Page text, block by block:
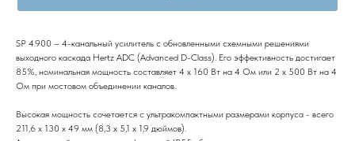
SP 4.900 – 4-канальный усилитель с обновленными схемными решениями
выходного каскада Hertz ADC (Advanced D-Class). Его эффективность достигает
85%, номинальная мощность составляет 4 х 160 Вт на 4 Ом или 2 х 500 Вт на 4
Ом при мостовом объединении каналов.
Высокая мощность сочетается с ультракомпактными размерами корпуса - всего
211,6 x 130 х 49 мм (8,3 x 5,1 х 1,9 дюймов).